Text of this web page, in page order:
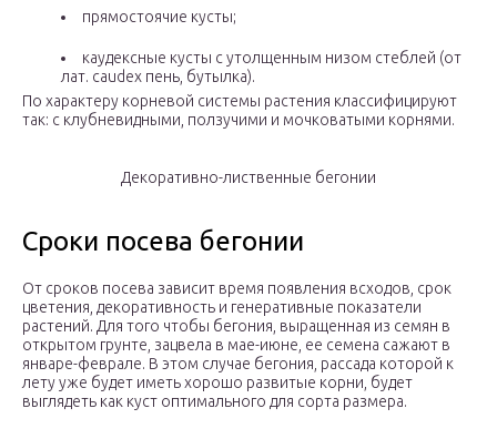
прямостоячие кусты;
каудексные кусты с утолщенным низом стеблей (от
лат. caudex пень, бутылка).
По характеру корневой системы растения классифицируют
так: с клубневидными, ползучими и мочковатыми корнями.
Декоративно-лиственные бегонии
Сроки посева бегонии
От сроков посева зависит время появления всходов, срок
цветения, декоративность и генеративные показатели
растений. Для того чтобы бегония, выращенная из семян в
открытом грунте, зацвела в мае-июне, ее семена сажают в
январе-феврале. В этом случае бегония, рассада которой к
лету уже будет иметь хорошо развитые корни, будет
выглядеть как куст оптимального для сорта размера.